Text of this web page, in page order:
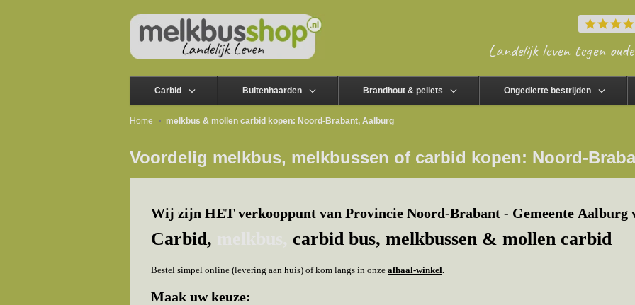
Landelijk leven tegen
Carbid Buitenhaarden Brandhout & pellets Ongedierte bestrijden
Home melkbus & mollen carbid kopen: Noord-Brabant, Aalburg
Voordelig melkbus, melkbussen of carbid kopen: Noord-
Wij zijn HET verkooppunt van Provincie Noord-Brabant - Gemeente Aalburg
Carbid, carbid bus, melkbussen & mollen carbid
Bestel simpel online (levering aan huis) of kom langs in onze afhaal-winkel.
Maak uw keuze: